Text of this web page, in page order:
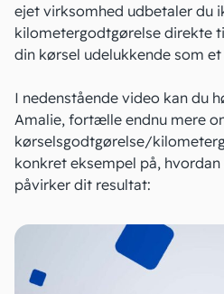
ejet virksomhed udbetaler du
kilometergodtgørelse direkte
din kørsel udelukkende som et
I nedenstående video kan du
Amalie, fortælle endnu mere
kørselsgodtgørelse/
konkret eksempel på,
påvirker dit resultat: